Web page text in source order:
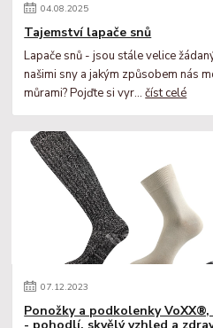
04.08.2025
Tajemství lapače snů
Lapače snů - jsou stále velice
našimi sny a jakým způsobem nás
můrami? Pojďte si vyr...číst celé
07.12.2023
Ponožky a podkolenky